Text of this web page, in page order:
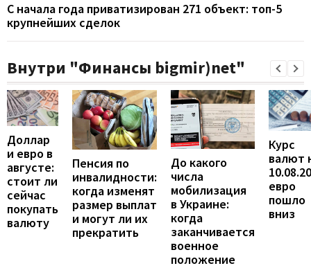
С начала года приватизирован 271 объект: топ-5
крупнейших сделок
Внутри "Финансы bigmir)net"
Доллар
и евро в
августе:
стоит ли
сейчас
покупать
валюту
Пенсия по
инвалидности:
когда изменят
размер выплат
и могут ли их
прекратить
До какого
числа
мобилизация
в Украине:
когда
заканчивается
военное
положение
Курс
валют
евро
пошло
вниз